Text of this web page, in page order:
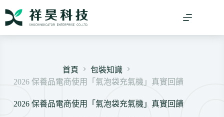
首頁
包裝知識
2026 保養品電商使用「氣泡袋充氣機」真實回饋
2026 保養品電商使用「氣泡袋充氣機」真實回饋